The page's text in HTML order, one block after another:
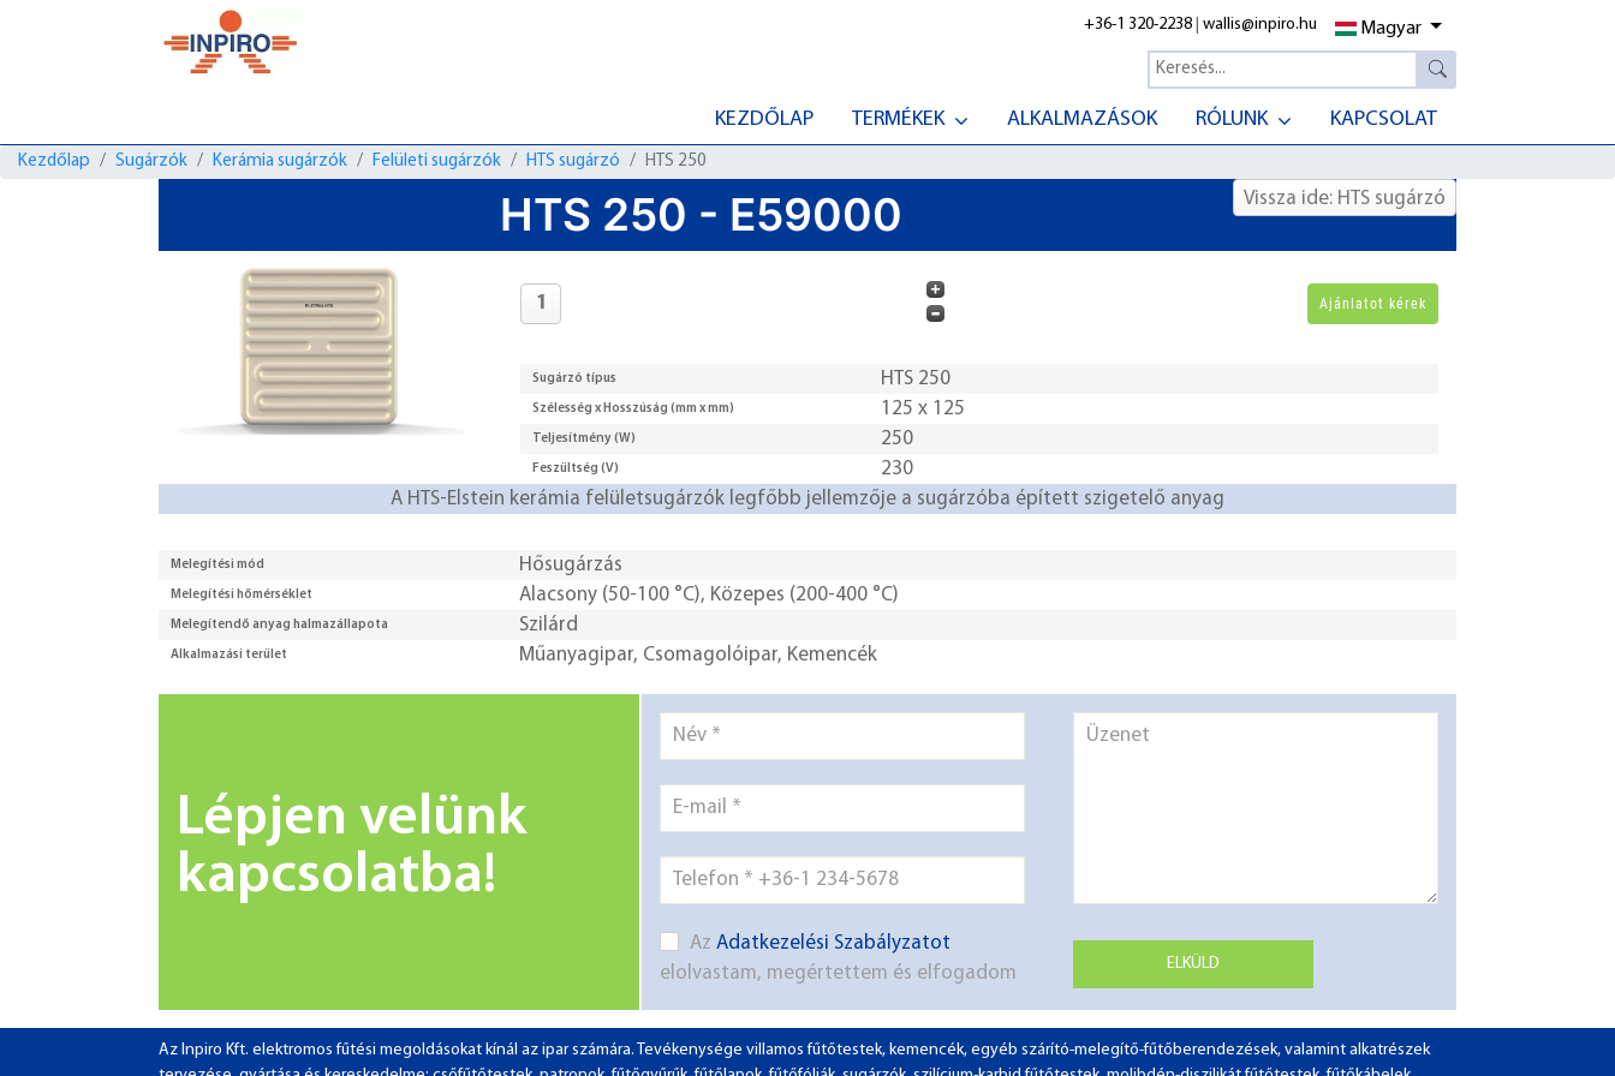
+36-1 320-2238 |wallis@inpiro.hu Magyar
KEZDŐLAP TERMÉKEK ALKALMAZÁSOK RÓLUNK KAPCSOLAT
Kezdőlap Sugárzók Kerámia sugárzók Felületi sugárzók HTS sugárzó HTS 250
Vissza ide: HTS sugárzó
HTS 250 - E59000
Sugárzó típus HTS 250
Szélesség x Hosszúság (mm x mm) 125 x 125
Teljesítmény (W) 250
Feszültség (V)
230
A HTS-Elstein kerámia felületsugárzók legfőbb jellemzője a sugárzóba épített szigetelő anyag
Melegítési mód Hősugárzás
Melegítési hőmérséklet Alacsony (50-100 °C), Közepes (200-400 °C)
Melegítendő anyag halmazállapota Szilárd
Alkalmazási terület Műanyagipar, Csomagolóipar, Kemencék
Lépjen velünk
kapcsolatba!
Az Adatkezelési Szabályzatot
elolvastam, megértettem és elfogadom
ELKÜLD
Az Inpiro Kft. elektromos fűtési megoldásokat kínál az ipar számára. Tevékenysége villamos fűtőtestek, kemencék, egyéb szárító-melegítő-fűtőberendezések, valamint alkatrészek